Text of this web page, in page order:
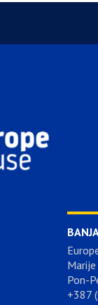
Pon-
+387